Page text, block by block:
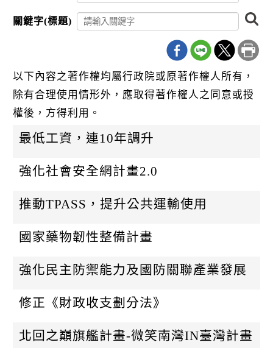
關鍵字(標題)
尋
以下內容之著作權均屬行政院或原著作權人所有，
除有合理使用情形外，應取得著作權人之同意或授
權後，方得利用。
最低工資，連10年調升
強化社會安全網計畫2.0
推動TPASS，提升公共運輸使用
國家藥物韌性整備計畫
強化民主防禦能力及國防關聯產業發展
修正《財政收支劃分法》
北回之巔旗艦計畫-微笑南灣IN臺灣計畫